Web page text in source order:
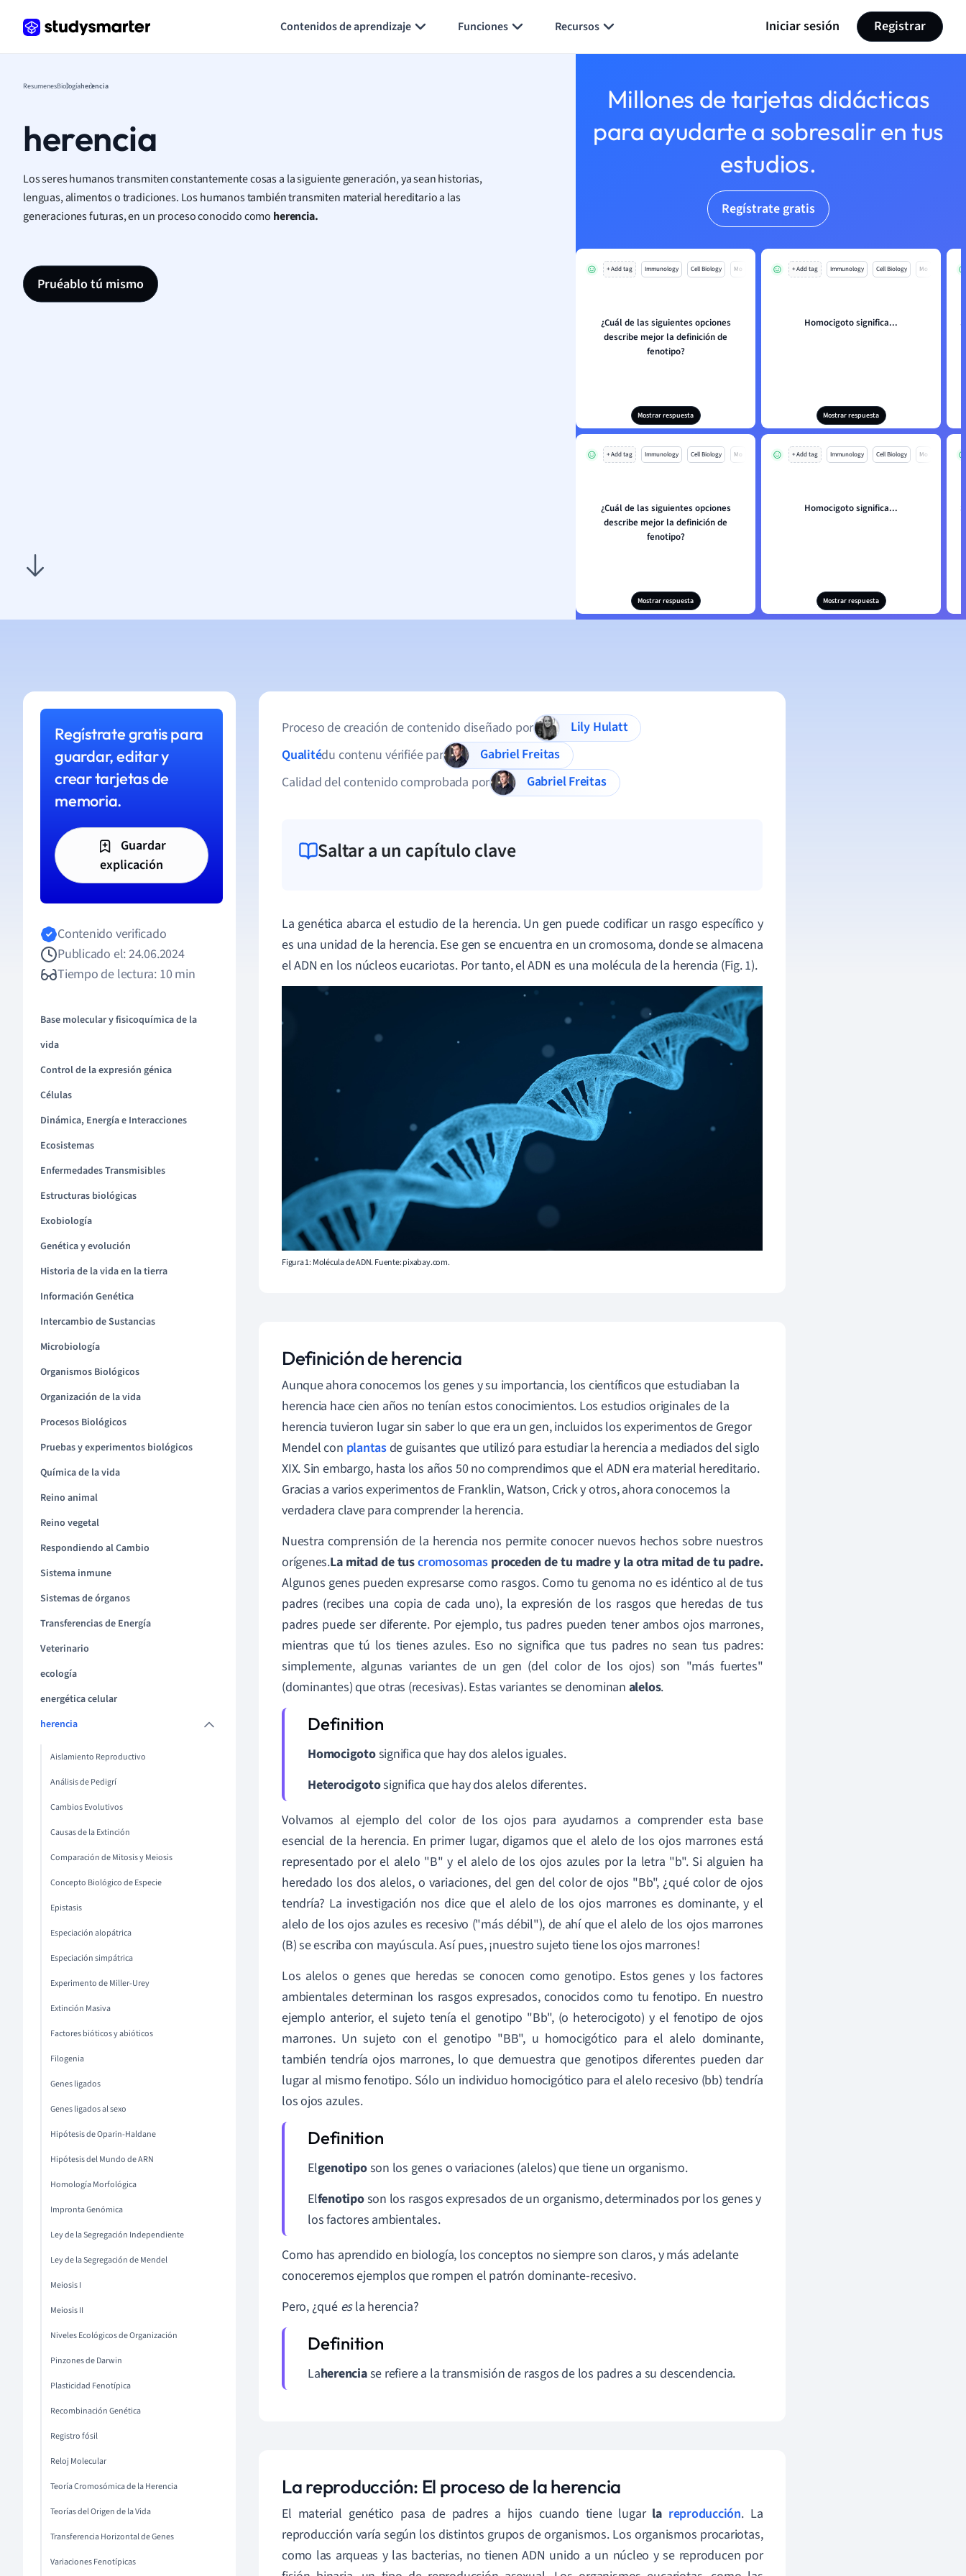
Contenidos de aprendizaje Funciones Recursos Iniciar sesión Registrar
ResumenesBiologíaherencia
herencia
Los seres humanos transmiten constantemente cosas a la siguiente generación, ya sean historias,
lenguas, alimentos o tradiciones. Los humanos también transmiten material hereditario a las
generaciones futuras, en un proceso conocido como herencia.
Pruéablo tú mismo
Millones de tarjetas didácticas
para ayudarte a sobresalir en tus
estudios.
Regístrate gratis
+ Add tag Immunology Cell Biology Mo
¿Cuál de las siguientes opciones
describe mejor la definición de
fenotipo?
Mostrar respuesta
+ Add tag Immunology Cell Biology Mo
Homocigoto significa...
Mostrar respuesta
+ Add tag Immunology Cell Biology Mo
¿Cuál de las siguientes opciones
describe mejor la definición de
fenotipo?
Mostrar respuesta
+ Add tag Immunology Cell Biology Mo
Homocigoto significa...
Mostrar respuesta
Regístrate gratis para
guardar, editar y
crear tarjetas de
memoria.
Guardar
explicación
Contenido verificado
Publicado el: 24.06.2024
Tiempo de lectura: 10 min
Base molecular y fisicoquímica de la
vida
Control de la expresión génica
Células
Dinámica, Energía e Interacciones
Ecosistemas
Enfermedades Transmisibles
Estructuras biológicas
Exobiología
Genética y evolución
Historia de la vida en la tierra
Información Genética
Intercambio de Sustancias
Microbiología
Organismos Biológicos
Organización de la vida
Procesos Biológicos
Pruebas y experimentos biológicos
Química de la vida
Reino animal
Reino vegetal
Respondiendo al Cambio
Sistema inmune
Sistemas de órganos
Transferencias de Energía
Veterinario
ecología
energética celular
herencia
Aislamiento Reproductivo
Análisis de Pedigrí
Cambios Evolutivos
Causas de la Extinción
Comparación de Mitosis y Meiosis
Concepto Biológico de Especie
Epistasis
Especiación alopátrica
Especiación simpátrica
Experimento de Miller-Urey
Extinción Masiva
Factores bióticos y abióticos
Filogenia
Genes ligados
Genes ligados al sexo
Hipótesis de Oparin-Haldane
Hipótesis del Mundo de ARN
Homología Morfológica
Impronta Genómica
Ley de la Segregación Independiente
Ley de la Segregación de Mendel
Meiosis I
Meiosis II
Niveles Ecológicos de Organización
Pinzones de Darwin
Plasticidad Fenotípica
Recombinación Genética
Registro fósil
Reloj Molecular
Teoría Cromosómica de la Herencia
Teorías del Origen de la Vida
Transferencia Horizontal de Genes
Variaciones Fenotípicas
Proceso de creación de contenido diseñado por
Lily Hulatt
Qualitédu contenu vérifiée par
Gabriel Freitas
Calidad del contenido comprobada por
Gabriel Freitas
Saltar a un capítulo clave
La genética abarca el estudio de la herencia. Un gen puede codificar un rasgo específico y
es una unidad de la herencia. Ese gen se encuentra en un cromosoma, donde se almacena
el ADN en los núcleos eucariotas. Por tanto, el ADN es una molécula de la herencia (Fig. 1).
Figura 1: Molécula de ADN.Fuente:pixabay.com.
Definición de herencia
Aunque ahora conocemos los genes y su importancia, los científicos que estudiaban la
herencia hace cien años no tenían estos conocimientos. Los estudios originales de la
herencia tuvieron lugar sin saber lo que era un gen, incluidos los experimentos de Gregor
Mendel con plantasde guisantes que utilizó para estudiar la herencia a mediados del siglo
XIX. Sin embargo, hasta los años 50 no comprendimos que el ADN era material hereditario.
Gracias a varios experimentos de Franklin, Watson, Crick y otros, ahora conocemos la
verdadera clave para comprender la herencia.
Nuestra comprensión de la herencia nos permite conocer nuevos hechos sobre nuestros
orígenes.La mitad de tuscromosomasproceden de tu madre y la otra mitad de tu padre.
Algunos genes pueden expresarse como rasgos. Como tu genoma no es idéntico al de tus
padres (recibes una copia de cada uno), la expresión de los rasgos que heredas de tus
padres puede ser diferente. Por ejemplo, tus padres pueden tener ambos ojos marrones,
mientras que tú los tienes azules. Eso no significa que tus padres no sean tus padres:
simplemente, algunas variantes de un gen (del color de los ojos) son "más fuertes"
(dominantes) que otras (recesivas). Estas variantes se denominan alelos.
Homocigotosignifica que hay dos alelos iguales.
Heterocigotosignifica que hay dos alelos diferentes.
Volvamos al ejemplo del color de los ojos para ayudarnos a comprender esta base
esencial de la herencia. En primer lugar, digamos que el alelo de los ojos marrones está
representado por el alelo "B" y el alelo de los ojos azules por la letra "b". Si alguien ha
heredado los dos alelos, o variaciones, del gen del color de ojos "Bb", ¿qué color de ojos
tendría? La investigación nos dice que el alelo de los ojos marrones es dominante, y el
alelo de los ojos azules es recesivo ("más débil"), de ahí que el alelo de los ojos marrones
(B) se escriba con mayúscula. Así pues, ¡nuestro sujeto tiene los ojos marrones!
Los alelos o genes que heredas se conocen como genotipo. Estos genes y los factores
ambientales determinan los rasgos expresados, conocidos como tu fenotipo. En nuestro
ejemplo anterior, el sujeto tenía el genotipo "Bb", (o heterocigoto) y el fenotipo de ojos
marrones. Un sujeto con el genotipo "BB", u homocigótico para el alelo dominante,
también tendría ojos marrones, lo que demuestra que genotipos diferentes pueden dar
lugar al mismo fenotipo. Sólo un individuo homocigótico para el alelo recesivo (bb) tendría
los ojos azules.
Elgenotiposon los genes o variaciones (alelos) que tiene un organismo.
Elfenotiposon los rasgos expresados de un organismo, determinados por los genes y
los factores ambientales.
Como has aprendido en biología, los conceptos no siempre son claros, y más adelante
conoceremos ejemplos que rompen el patrón dominante-recesivo.
Pero, ¿qué esla herencia?
Laherenciase refiere a la transmisión de rasgos de los padres a su descendencia.
La reproducción: El proceso de la herencia
El material genético pasa de padres a hijos cuando tiene lugar la reproducción. La
reproducción varía según los distintos grupos de organismos. Los organismos procariotas,
como las arqueas y las bacterias, no tienen ADN unido a un núcleo y se reproducen por